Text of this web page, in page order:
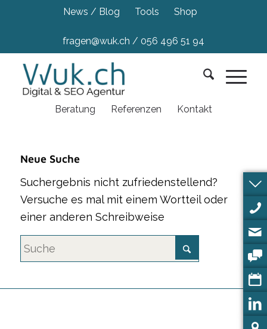
News / Blog Tools Shop
fragen@wuk.ch / 056 496 51 94
Beratung Referenzen Kontakt
Neue Suche
Suchergebnis nicht zufriedenstellend?
Versuche es mal mit einem Wortteil oder
einer anderen Schreibweise